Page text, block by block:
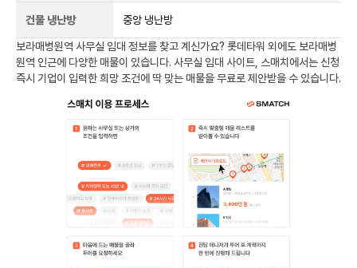
건물 냉난방 중앙 냉난방
보라매병원역 사무실 임대 정보를 찾고 계신가요? 롯데타워 외에도 보라매병
원역 인근에 다양한 매물이 있습니다. 사무실 임대 사이트, 스매치에서는 신청
즉시 기업이 입력한 희망 조건에 딱 맞는 매물을 무료로 제안받을 수 있습니다.